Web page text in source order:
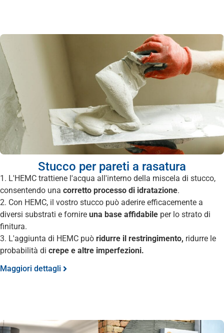
Stucco per pareti a rasatura
1. L'HEMC trattiene l'acqua all'interno della miscela di stucco,
consentendo una corretto processo di idratazione.
2. Con HEMC, il vostro stucco può aderire efficacemente a
diversi substrati e fornire una base affidabile per lo strato di
finitura.
3. L'aggiunta di HEMC può ridurre il restringimento, ridurre le
probabilità di crepe e altre imperfezioni.
Maggiori dettagli